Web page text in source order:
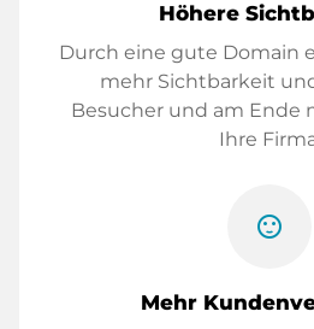
Höhere
Durch eine gute Domain
mehr Sichtbarkeit
Besucher und am Ende
Ihre
sentiment_satisfied
Mehr